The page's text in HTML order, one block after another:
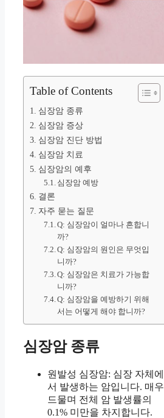
Table of Contents
심장암 종류
심장암 증상
심장암 진단 방법
심장암 치료
심장암의 예후
심장암 예방
결론
자주 묻는 질문
Q: 심장암이 얼마나 흔합니
까?
Q: 심장암의 원인은 무엇입
니까?
Q: 심장암은 치료가 가능합
니까?
Q: 심장암을 예방하기 위해
서는 어떻게 해야 합니까?
심장암 종류
원발성 심장암: 심장 자체에
서 발생하는 암입니다. 매우
드물며 전체 암 발생률의
0.1% 미만을 차지합니다.